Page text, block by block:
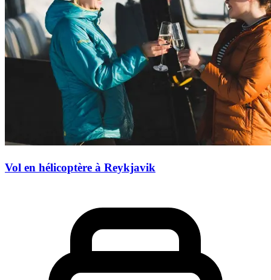
Vol en hélicoptère à Reykjavik